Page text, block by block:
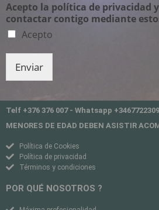
Acepto la política de privacidad
contactar contigo mediante
Acepto
Enviar
Telf +376 376 007 - Whatsapp
MENORES DE EDAD DEBEN ASISTIR
Política de Cookies
Política de privacidad
Términos y condiciones
POR QUÉ NOSOTROS ?